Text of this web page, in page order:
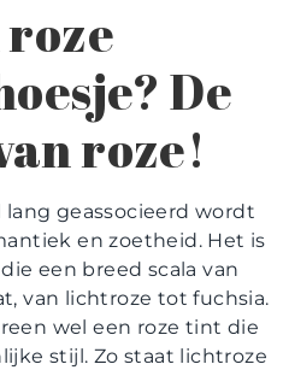
roze
De
roze!
lang geassocieerd wordt
en zoetheid. Het is
een breed scala van
van lichtroze tot fuchsia.
wel een roze tint die
stijl. Zo staat lichtroze